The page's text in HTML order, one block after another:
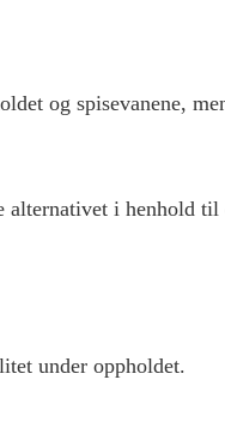
og spisevanene,
alternativet i henhold til
under oppholdet.